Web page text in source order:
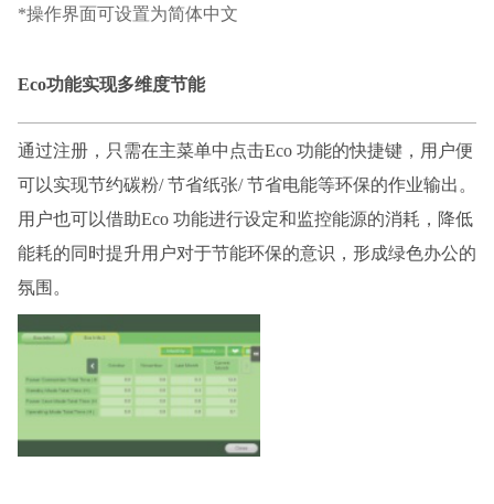
*操作界面可设置为简体中文
Eco功能实现多维度节能
通过注册，只需在主菜单中点击Eco 功能的快捷键，用户便
可以实现节约碳粉/ 节省纸张/ 节省电能等环保的作业输出。
用户也可以借助Eco 功能进行设定和监控能源的消耗，降低
能耗的同时提升用户对于节能环保的意识，形成绿色办公的
氛围。